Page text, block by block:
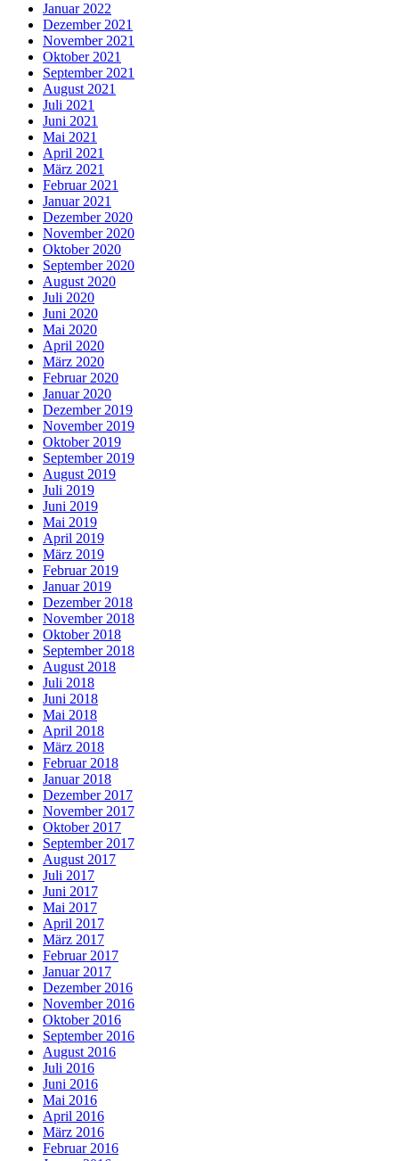
Januar 2022
Dezember 2021
November 2021
Oktober 2021
September 2021
August 2021
Juli 2021
Juni 2021
Mai 2021
April 2021
März 2021
Februar 2021
Januar 2021
Dezember 2020
November 2020
Oktober 2020
September 2020
August 2020
Juli 2020
Juni 2020
Mai 2020
April 2020
März 2020
Februar 2020
Januar 2020
Dezember 2019
November 2019
Oktober 2019
September 2019
August 2019
Juli 2019
Juni 2019
Mai 2019
April 2019
März 2019
Februar 2019
Januar 2019
Dezember 2018
November 2018
Oktober 2018
September 2018
August 2018
Juli 2018
Juni 2018
Mai 2018
April 2018
März 2018
Februar 2018
Januar 2018
Dezember 2017
November 2017
Oktober 2017
September 2017
August 2017
Juli 2017
Juni 2017
Mai 2017
April 2017
März 2017
Februar 2017
Januar 2017
Dezember 2016
November 2016
Oktober 2016
September 2016
August 2016
Juli 2016
Juni 2016
Mai 2016
April 2016
März 2016
Februar 2016